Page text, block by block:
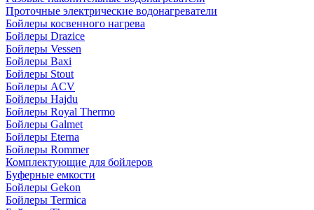
Проточные электрические водонагреватели
Бойлеры косвенного нагрева
Бойлеры Drazice
Бойлеры Vessen
Бойлеры Baxi
Бойлеры Stout
Бойлеры ACV
Бойлеры Hajdu
Бойлеры Royal Thermo
Бойлеры Galmet
Бойлеры Eterna
Бойлеры Rommer
Комплектующие для бойлеров
Буферные емкости
Бойлеры Gekon
Бойлеры Termica